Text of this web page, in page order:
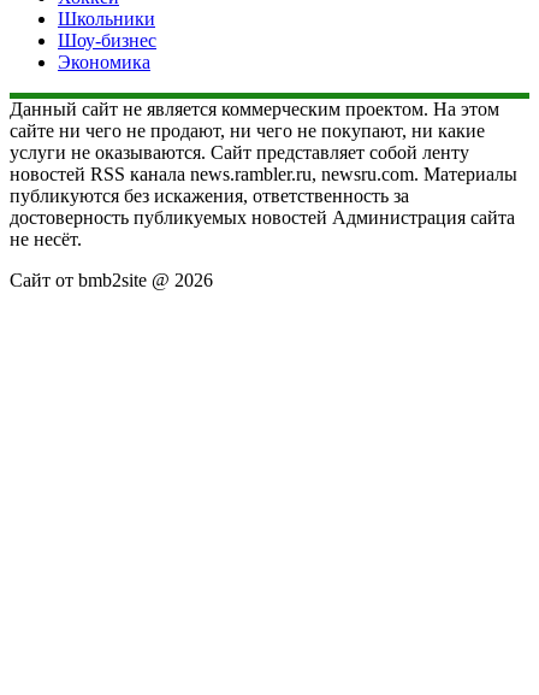
Школьники
Шоу-бизнес
Экономика
Данный сайт не является коммерческим проектом. На этом
сайте ни чего не продают, ни чего не покупают, ни какие
услуги не оказываются. Сайт представляет собой ленту
новостей RSS канала news.rambler.ru, newsru.com. Материалы
публикуются без искажения, ответственность за
достоверность публикуемых новостей Администрация сайта
не несёт.
Сайт от bmb2site @ 2026